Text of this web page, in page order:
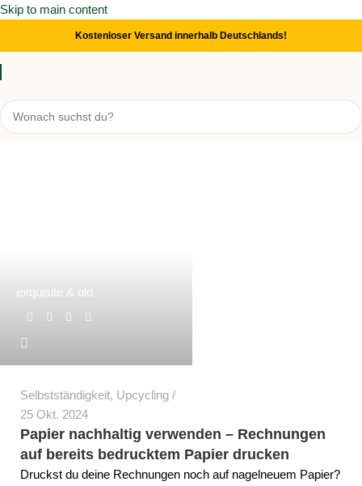
Skip to main content
Kostenloser Versand innerhalb Deutschlands!
exquisite & old
Selbstständigkeit, Upcycling
25 Okt. 2024
Papier nachhaltig verwenden – Rechnungen
auf bereits bedrucktem Papier drucken
Druckst du deine Rechnungen noch auf nagelneuem Papier?